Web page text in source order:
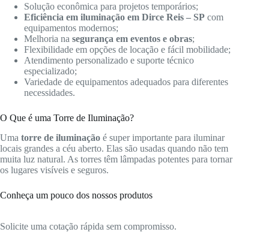
Solução econômica para projetos temporários;
Eficiência em iluminação em Dirce Reis – SP com
equipamentos modernos;
Melhoria na segurança em eventos e obras;
Flexibilidade em opções de locação e fácil mobilidade;
Atendimento personalizado e suporte técnico
especializado;
Variedade de equipamentos adequados para diferentes
necessidades.
O Que é uma Torre de Iluminação?
Uma torre de iluminação é super importante para iluminar
locais grandes a céu aberto. Elas são usadas quando não tem
muita luz natural. As torres têm lâmpadas potentes para tornar
os lugares visíveis e seguros.
Conheça um pouco dos nossos produtos
Solicite uma cotação rápida sem compromisso.